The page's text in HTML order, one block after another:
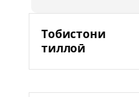
Тобистони
тиллоӣ